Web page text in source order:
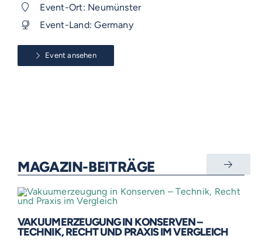
Event-Ort: Neumünster
Event-Land: Germany
Event ansehen
MAGAZIN-BEITRÄGE
VAKUUMERZEUGUNG IN KONSERVEN –
TECHNIK, RECHT UND PRAXIS IM VERGLEICH